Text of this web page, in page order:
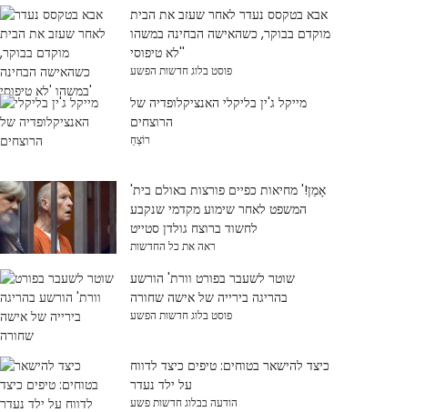
אבא בטקסס נעדר לאחר שעזב את הבית
מוקדם בבוקר, כשהאישה הבחינה במשהו
'לא טיפוסי'
פוסט בלוג חדשות הפשע
מייקל ג'ין בליקלי האנציקלופדיה של
הרוצחים
רוֹצֵחַ
'אָמֵן!' מחיאות כפיים פורצות באולם בית
המשפט לאחר שימוע מקדמי שנקבע
לחשוד ברוצח גולדן סטייט
ראה את כל החדשות
שוטר לשעבר בפורט וורת' הורשע
בהריגה בירייה של אישה שחורה
פוסט בלוג חדשות הפשע
כיצד להישאר בטוחים: טיפים כיצד לדווח
על ילד נעדר
הודעה בבלוג חדשות פשע